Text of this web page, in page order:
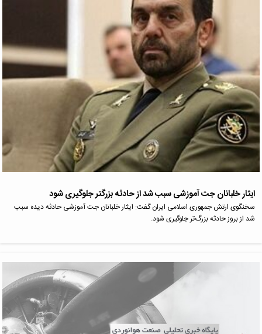
ایثار خلبانان جت آموزشی سبب شد از حادثه بزرگتر جلوگیری شود
سخنگوی ارتش جمهوری اسلامی ایران گفت: ایثار خلبانان جت آموزشی حادثه دیده سبب
شد از بروز حادثه بزرگ‌تر جلوگیری شود.